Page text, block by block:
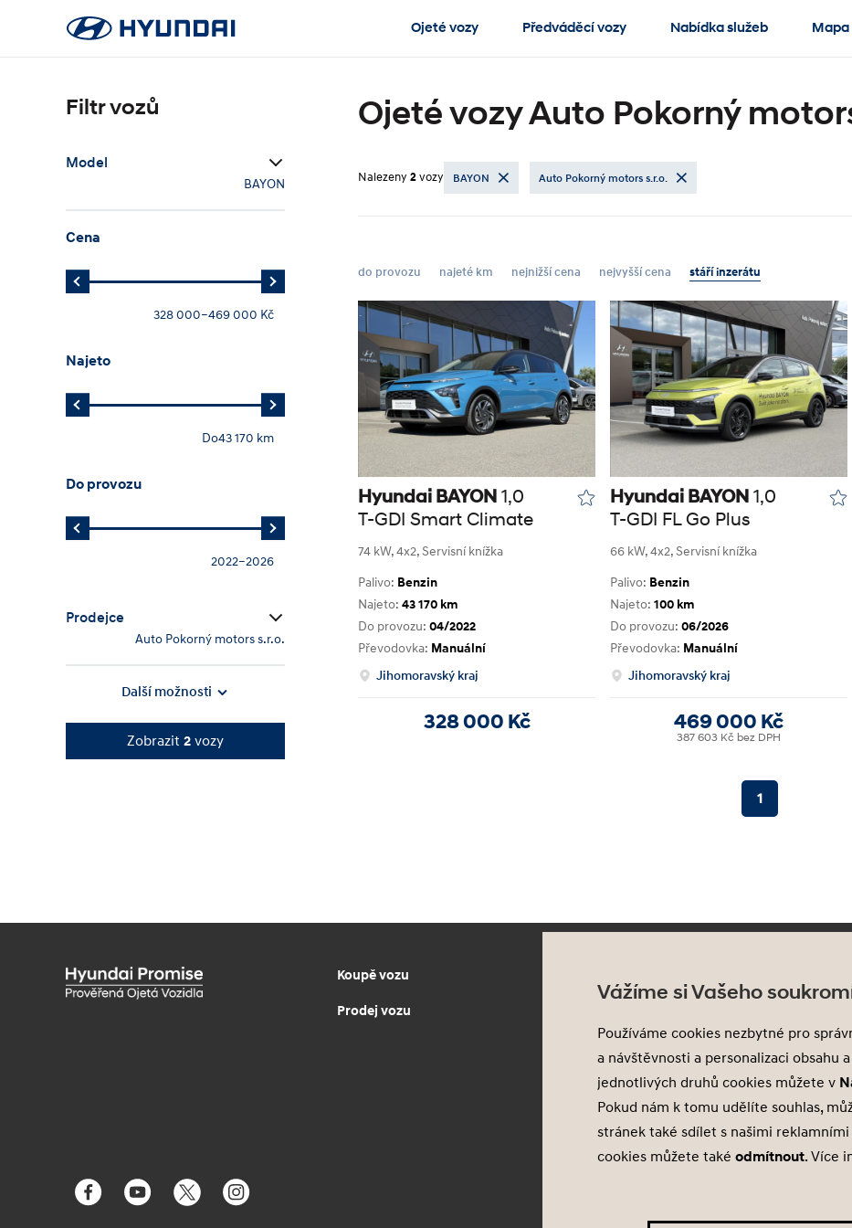
Ojeté vozy Předváděcí vozy Nabídka služeb
Filtr vozů
Model
BAYON
Cena
328 000–469 000 Kč
Najeto
Do43 170 km
Do provozu
2022–2026
Prodejce
Auto Pokorný motors s.r.o.
Další možnosti
Zobrazit 2 vozy
Ojeté vozy Auto Pokorný
Nalezeny 2vozy BAYON Auto Pokorný motors s.r.o.
do provozu najeté km nejnižší cena nejvyšší cena stáří inzerátu
Hyundai BAYON 1,0
T-GDI Smart Climate
Tažné
74 kW, 4x2, Servisní knížka
Palivo: Benzin
Najeto: 43 170 km
Do provozu: 04/2022
Převodovka: Manuální
Jihomoravský kraj
328 000 Kč
Hyundai BAYON 1,0
T-GDI FL Go Plus
66 kW, 4x2, Servisní knížka
Palivo: Benzin
Najeto: 100 km
Do provozu: 06/2026
Převodovka: Manuální
Jihomoravský kraj
469 000 Kč
387 603 Kč bez DPH
1
Koupě vozu
Prodej vozu
Flexibilní financování
Prodloužená záruka
Asistenční služba
Probíhající akce
Nové
Akční
Vážíme si Vašeho
Používáme cookies nezbytné pro
a návštěvnosti a personalizaci obsahu
jednotlivých druhů cookies můžete v
Pokud nám k tomu udělíte souhlas,
stránek také sdílet s našimi
cookies můžete také odmítnout. Více